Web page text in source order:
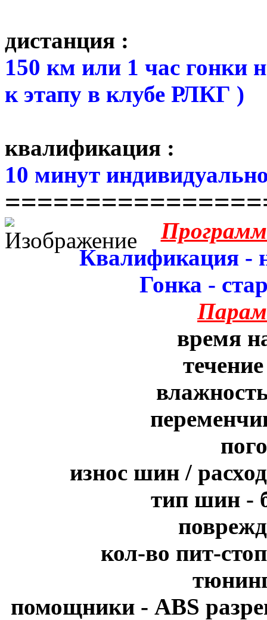
дистанция :
150 км или 1 час гонки
к этапу в клубе РЛКГ )
квалификация :
10 минут
Квалификация -
Гонка -
время
износ шин /
тип шин -
кол-во пит-
помощники - ABS